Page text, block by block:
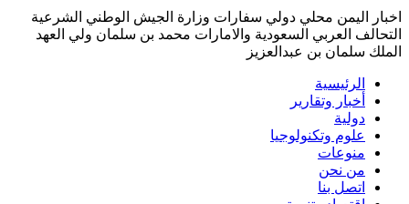
اخبار اليمن محلي دولي سفارات وزارة الجيش الوطني الشرعية
التحالف العربي السعودية والامارات محمد بن سلمان ولي العهد
الملك سلمان بن عبدالعزيز
الرئيسية
أخبار وتقارير
دولية
علوم وتكنولوجيا
منوعات
من نحن
اتصل بنا